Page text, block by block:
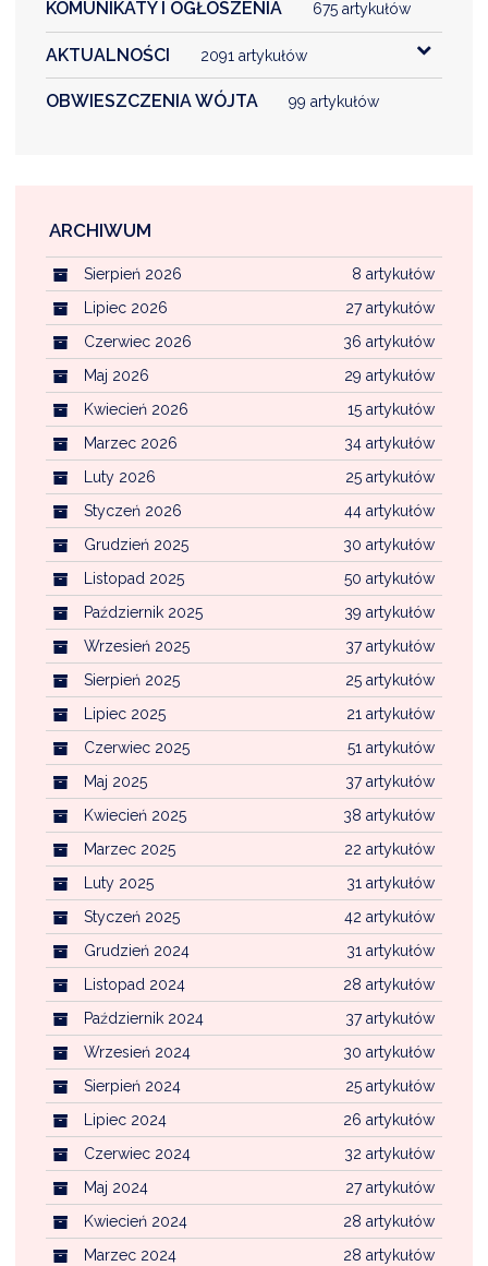
KOMUNIKATY I OGŁOSZENIA 675 artykułów
AKTUALNOŚCI 2091 artykułów
OBWIESZCZENIA WÓJTA 99 artykułów
ARCHIWUM
8 artykułów
Sierpień 2026
27 artykułów
Lipiec 2026
36 artykułów
Czerwiec 2026
29 artykułów
Maj 2026
15 artykułów
Kwiecień 2026
34 artykułów
Marzec 2026
25 artykułów
Luty 2026
44 artykułów
Styczeń 2026
30 artykułów
Grudzień 2025
50 artykułów
Listopad 2025
39 artykułów
Październik 2025
37 artykułów
Wrzesień 2025
25 artykułów
Sierpień 2025
21 artykułów
Lipiec 2025
51 artykułów
Czerwiec 2025
37 artykułów
Maj 2025
38 artykułów
Kwiecień 2025
22 artykułów
Marzec 2025
31 artykułów
Luty 2025
42 artykułów
Styczeń 2025
31 artykułów
Grudzień 2024
28 artykułów
Listopad 2024
37 artykułów
Październik 2024
30 artykułów
Wrzesień 2024
25 artykułów
Sierpień 2024
26 artykułów
Lipiec 2024
32 artykułów
Czerwiec 2024
27 artykułów
Maj 2024
28 artykułów
Kwiecień 2024
28 artykułów
Marzec 2024